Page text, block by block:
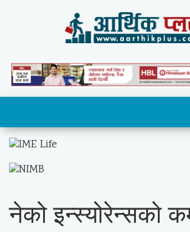
नेको इन्स्योरेन्सको